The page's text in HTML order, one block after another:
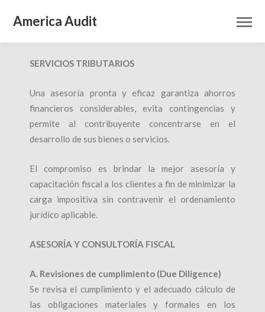
America Audit
ÁREA
HOME ÁREA TRIBUTARIA
SERVICIOS TRIBUTARIOS
Una asesoría pronta y eficaz garantiza ahorros
financieros considerables, evita contingencias y
permite al contribuyente concentrarse en el
desarrollo de sus bienes o servicios.
El compromiso es brindar la mejor asesoría y
capacitación fiscal a los clientes a fin de minimizar la
carga impositiva sin contravenir el ordenamiento
jurídico aplicable.
ASESORÍA Y CONSULTORÍA FISCAL
A. Revisiones de cumplimiento (Due Diligence)
Se revisa el cumplimiento y el adecuado cálculo de
las obligaciones materiales y formales en los